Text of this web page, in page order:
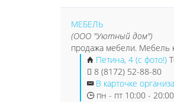
МЕБЕЛЬ
(ООО "Уютный дом")
продажа мебели. Мебель
Петина, 4 (с фото!)
8 (8172) 52-88-80
В карточке
пн - пт 10:00 -